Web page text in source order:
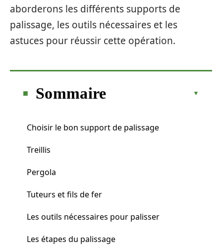
aborderons les différents supports de
palissage, les outils nécessaires et les
astuces pour réussir cette opération.
Sommaire
Choisir le bon support de palissage
Treillis
Pergola
Tuteurs et fils de fer
Les outils nécessaires pour palisser
Les étapes du palissage